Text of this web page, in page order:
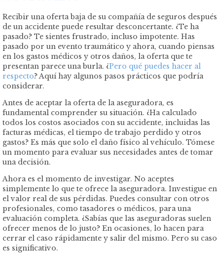
Recibir una oferta baja de su compañía de seguros después
de un accidente puede resultar desconcertante. ¿Te ha
pasado? Te sientes frustrado, incluso impotente. Has
pasado por un evento traumático y ahora, cuando piensas
en los gastos médicos y otros daños, la oferta que te
presentan parece una burla. ¿Pero qué puedes hacer al
respecto? Aquí hay algunos pasos prácticos que podría
considerar.
Antes de aceptar la oferta de la aseguradora, es
fundamental comprender su situación. ¿Ha calculado
todos los costos asociados con su accidente, incluidas las
facturas médicas, el tiempo de trabajo perdido y otros
gastos? Es más que solo el daño físico al vehículo. Tómese
un momento para evaluar sus necesidades antes de tomar
una decisión.
Ahora es el momento de investigar. No aceptes
simplemente lo que te ofrece la aseguradora. Investigue en
el valor real de sus pérdidas. Puedes consultar con otros
profesionales, como tasadores o médicos, para una
evaluación completa. ¿Sabías que las aseguradoras suelen
ofrecer menos de lo justo? En ocasiones, lo hacen para
cerrar el caso rápidamente y salir del mismo. Pero su caso
es significativo.